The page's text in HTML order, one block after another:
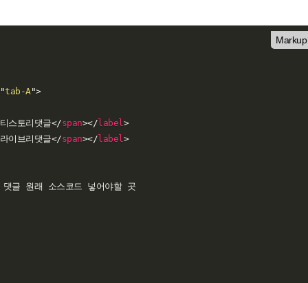
Markup
"tab-A">
티스토리댓글</span></ label>
라이브리댓글</span></ label>
댓글 원래 소스코드 넣어야할 곳